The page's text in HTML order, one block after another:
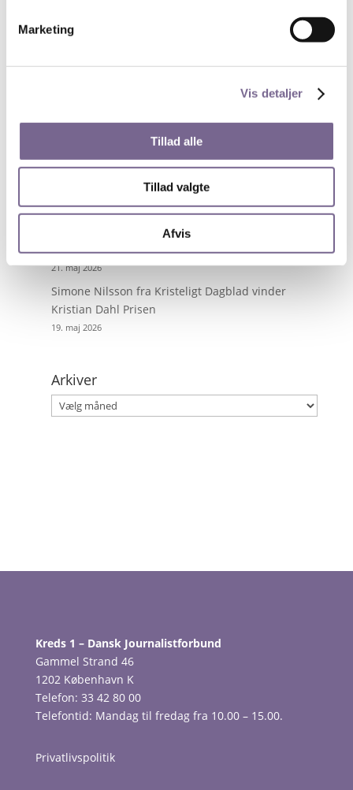
Marketing
Vis detaljer
Tillad alle
Tillad valgte
Afvis
Søg
13. juli 2026
Byg digitale værktøjer med AI – uden at kode
28. maj 2026
Få superkræfter i PowerPoint
27. maj 2026
Tour de France fortalt gennem ikoniske fotos og
dramatiske anekdoter
21. maj 2026
Simone Nilsson fra Kristeligt Dagblad vinder
Kristian Dahl Prisen
19. maj 2026
Arkiver
Arkiver
Kreds 1 – Dansk Journalistforbund
Gammel Strand 46
1202 København K
Telefon: 33 42 80 00
Telefontid: Mandag til fredag fra 10.00 – 15.00.
Privatlivspolitik